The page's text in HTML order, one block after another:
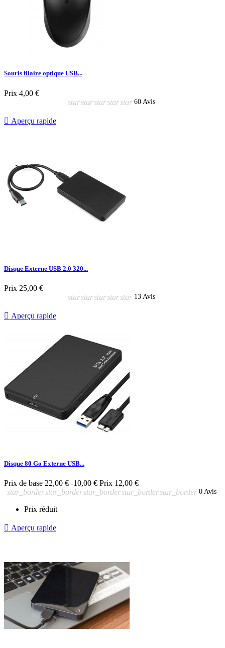
Souris filaire optique USB...
Prix 4,00 €
starstarstarstarstar 60 Avis
 Aperçu rapide
Disque Externe USB 2.0 320...
Prix 25,00 €
starstarstarstarstar 13 Avis
 Aperçu rapide
Disque 80 Go Externe USB...
Prix de base 22,00 € -10,00 € Prix 12,00 €
star_borderstar_borderstar_borderstar_borderstar_border 0 Avis
Prix réduit
 Aperçu rapide